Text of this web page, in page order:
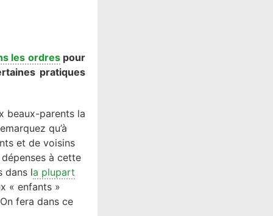
les ordrespour
pratiques
beaux-parents la
qu’à
et de voisins
à cette
dans la plupart
« enfants »
fera dans ce